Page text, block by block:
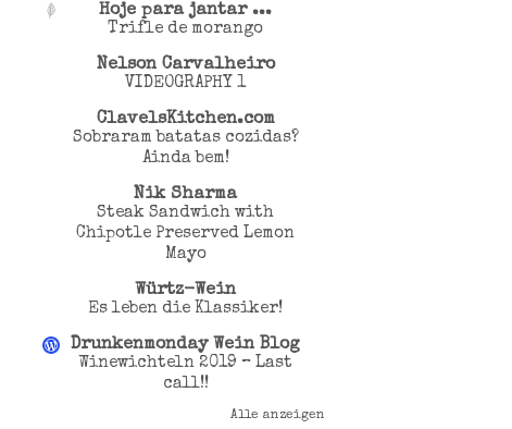
Hoje para jantar ...
Trifle de morango
Nelson Carvalheiro
VIDEOGRAPHY 1
ClavelsKitchen.com
Sobraram batatas cozidas?
Ainda bem!
Nik Sharma
Steak Sandwich with
Chipotle Preserved Lemon
Mayo
Würtz-Wein
Es leben die Klassiker!
Drunkenmonday Wein Blog
Winewichteln 2019 – Last
call!!
Alle anzeigen